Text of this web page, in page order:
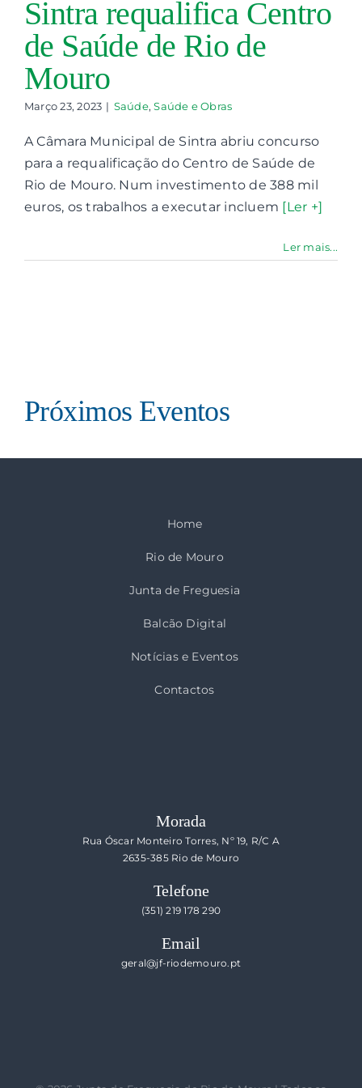
Contactos
Sintra requalifica Centro
de Saúde de Rio de
Mouro
Março 23, 2023 | Saúde,Saúde e Obras
A Câmara Municipal de Sintra abriu concurso
para a requalificação do Centro de Saúde de
Rio de Mouro. Num investimento de 388 mil
euros, os trabalhos a executar incluem [Ler +]
Ler mais...
Próximos Eventos
Home
Rio de Mouro
Junta de Freguesia
Balcão Digital
Notícias e Eventos
Contactos
Morada
Rua Óscar Monteiro Torres, Nº 19, R/C A
2635-385 Rio de Mouro
Telefone
(351) 219 178 290
Email
geral@jf-riodemouro.pt